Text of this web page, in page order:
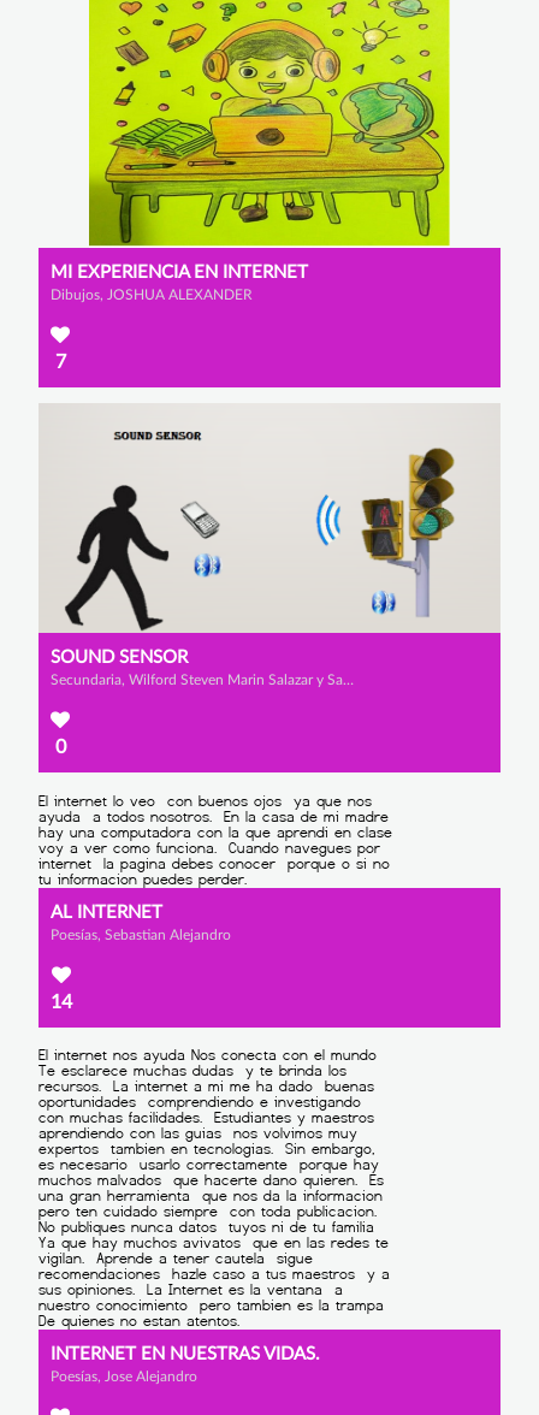
MI EXPERIENCIA EN INTERNET
Dibujos, JOSHUA ALEXANDER
7
SOUND SENSOR
Secundaria, Wilford Steven Marin Salazar y Santiago Felipe Rangel Romero
0
AL INTERNET
Poesías, Sebastian Alejandro
14
INTERNET EN NUESTRAS VIDAS.
Poesías, Jose Alejandro